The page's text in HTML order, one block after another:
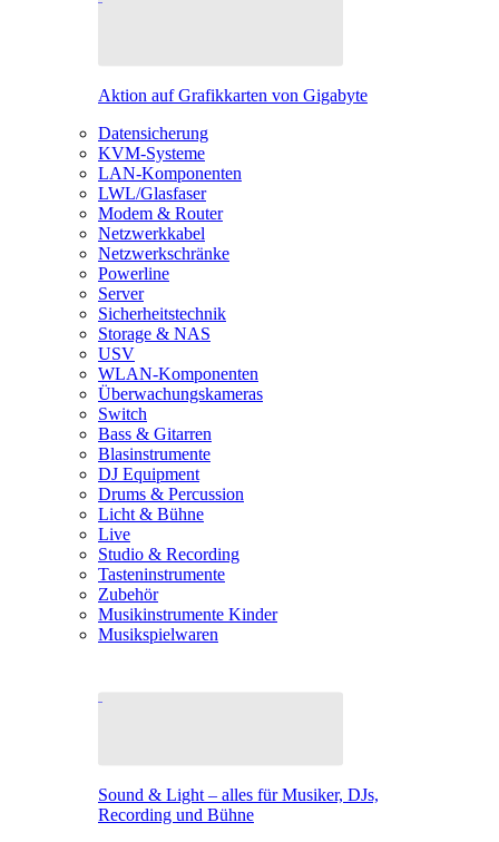
Aktion auf Grafikkarten von Gigabyte
Datensicherung
KVM-Systeme
LAN-Komponenten
LWL/Glasfaser
Modem & Router
Netzwerkkabel
Netzwerkschränke
Powerline
Server
Sicherheitstechnik
Storage & NAS
USV
WLAN-Komponenten
Überwachungskameras
Switch
Bass & Gitarren
Blasinstrumente
DJ Equipment
Drums & Percussion
Licht & Bühne
Live
Studio & Recording
Tasteninstrumente
Zubehör
Musikinstrumente Kinder
Musikspielwaren
Sound & Light – alles für Musiker, DJs,
Recording und Bühne